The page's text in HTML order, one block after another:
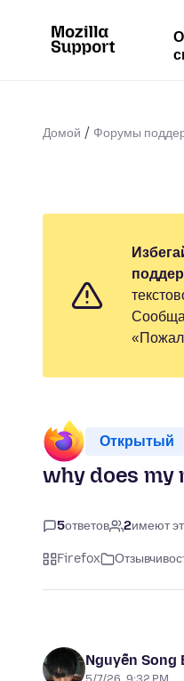
Домой Форумы
Открытый
why does my
5ответов 2имеют
Firefox
Nguyễn Song